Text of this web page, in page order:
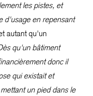
les pistes, et
d'usage en repensant
autant qu'un
qu'un bâtiment
donc il
qui existait et
un pied dans le